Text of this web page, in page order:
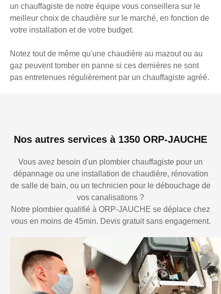
un chauffagiste de notre équipe vous conseillera sur le
meilleur choix de chaudière sur le marché, en fonction de
votre installation et de votre budget.
Notez tout de même qu'une chaudière au mazout ou au
gaz peuvent tomber en panne si ces dernières ne sont
pas entretenues régulièrement par un chauffagiste agréé.
Nos autres services à 1350 ORP-JAUCHE
Vous avez besoin d'un plombier chauffagiste pour un
dépannage ou une installation de chaudière, rénovation
de salle de bain, ou un technicien pour le débouchage de
vos canalisations ?
Notre plombier qualifié à ORP-JAUCHE se déplace chez
vous en moins de 45min. Devis gratuit sans engagement.